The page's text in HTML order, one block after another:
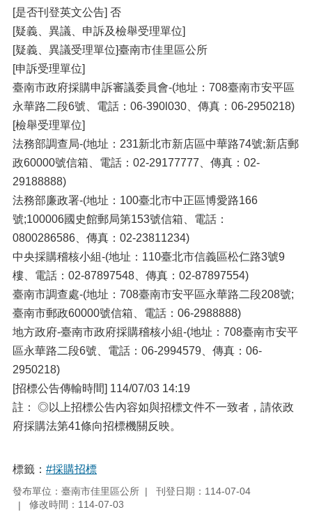
[是否刊登英文公告] 否
[疑義、異議、申訴及檢舉受理單位]
[疑義、異議受理單位]臺南市佳里區公所
[申訴受理單位]
臺南市政府採購申訴審議委員會-(地址：708臺南市安平區
永華路二段6號、電話：06-390l030、傳真：06-2950218)
[檢舉受理單位]
法務部調查局-(地址：231新北市新店區中華路74號;新店郵
政60000號信箱、電話：02-29177777、傳真：02-
29188888)
法務部廉政署-(地址：100臺北市中正區博愛路166
號;100006國史館郵局第153號信箱、電話：
0800286586、傳真：02-23811234)
中央採購稽核小組-(地址：110臺北市信義區松仁路3號9
樓、電話：02-87897548、傳真：02-87897554)
臺南市調查處-(地址：708臺南市安平區永華路二段208號;
臺南市郵政60000號信箱、電話：06-2988888)
地方政府-臺南市政府採購稽核小組-(地址：708臺南市安平
區永華路二段6號、電話：06-2994579、傳真：06-
2950218)
[招標公告傳輸時間] 114/07/03 14:19
註： ◎以上招標公告內容如與招標文件不一致者，請依政
府採購法第41條向招標機關反映。
標籤： #採購招標
發布單位：臺南市佳里區公所
刊登日期：114-07-04
修改時間：114-07-03